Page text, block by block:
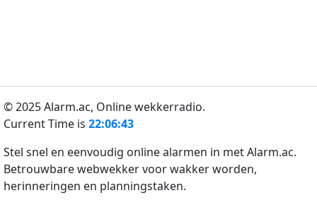
© 2025 Alarm.ac, Online wekkerradio.
Current Time is 22:06:43
Stel snel en eenvoudig online alarmen in met Alarm.ac.
Betrouwbare webwekker voor wakker worden,
herinneringen en planningstaken.